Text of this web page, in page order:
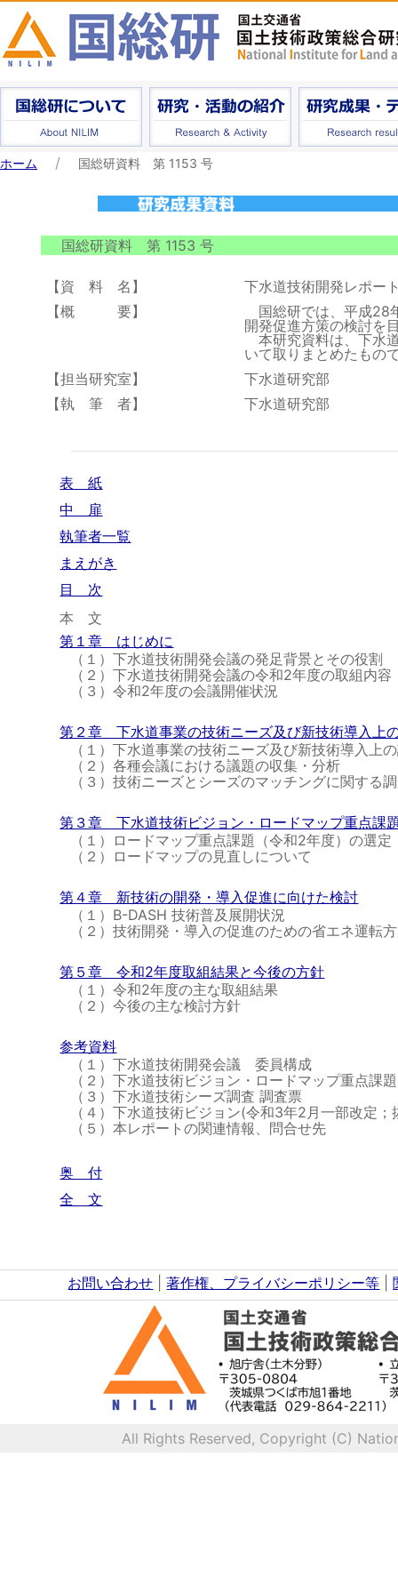
ホーム 国総研資料 第 1153 号
国総研資料 第 1153 号
【資 料 名】
下水道技術開発レポー
【概 要】
国総研では、平成28
開発促進方策の検討を
本研究資料は、下水
いて取りまとめたもの
【担当研究室】
下水道研究部
【執 筆 者】
下水道研究部
表 紙
中 扉
執筆者一覧
まえがき
目 次
本 文
第１章 はじめに
（１）下水道技術開発会議の発足背景とその役割
（２）下水道技術開発会議の令和2年度の取組内容
（３）令和2年度の会議開催状況
第２章 下水道事業の技術ニーズ及び新技術導入上
（１）下水道事業の技術ニーズ及び新技術導入上
（２）各種会議における議題の収集・分析
（３）技術ニーズとシーズのマッチングに関する
第３章 下水道技術ビジョン・ロードマップ重点課
（１）ロードマップ重点課題（令和2年度）の選定
（２）ロードマップの見直しについて
第４章 新技術の開発・導入促進に向けた検討
（１）B-DASH 技術普及展開状況
（２）技術開発・導入の促進のための省エネ運転
第５章 令和2年度取組結果と今後の方針
（１）令和2年度の主な取組結果
（２）今後の主な検討方針
参考資料
（１）下水道技術開発会議 委員構成
（２）下水道技術ビジョン・ロードマップ重点課
（３）下水道技術シーズ調査 調査票
（４）下水道技術ビジョン(令和3年2月一部改定；
（５）本レポートの関連情報、問合せ先
奥 付
全 文
お問い合わせ |著作権、プライバシーポリシー等 |
All Rights Reserved, Copyright (C)